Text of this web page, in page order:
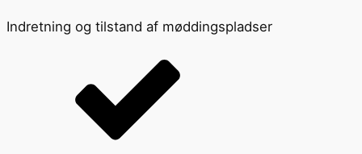
Indretning og tilstand af møddingspladser